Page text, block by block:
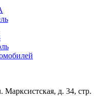
Марксистская, д. 34, стр.